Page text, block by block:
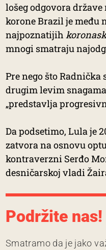
lošeg odgovora
korone Brazil je među
najpoznatijih
mnogi smatraju
Pre nego što
drugim levim
„predstavlja
Da podsetimo, Lula je
zatvora na osnovu
kontraverzni Serđo
desničarskoj vladi
Podržite nas!
Smatramo da je jako